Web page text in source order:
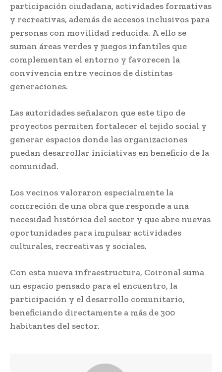
participación ciudadana, actividades formativas
y recreativas, además de accesos inclusivos para
personas con movilidad reducida. A ello se
suman áreas verdes y juegos infantiles que
complementan el entorno y favorecen la
convivencia entre vecinos de distintas
generaciones.
Las autoridades señalaron que este tipo de
proyectos permiten fortalecer el tejido social y
generar espacios donde las organizaciones
puedan desarrollar iniciativas en beneficio de la
comunidad.
Los vecinos valoraron especialmente la
concreción de una obra que responde a una
necesidad histórica del sector y que abre nuevas
oportunidades para impulsar actividades
culturales, recreativas y sociales.
Con esta nueva infraestructura, Coironal suma
un espacio pensado para el encuentro, la
participación y el desarrollo comunitario,
beneficiando directamente a más de 300
habitantes del sector.